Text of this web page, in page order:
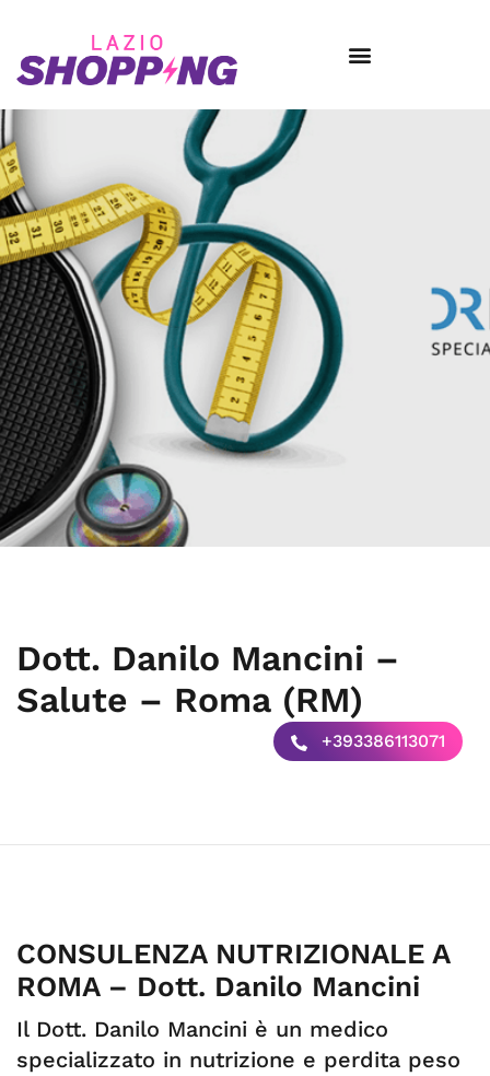
Dott. Danilo Mancini –
Salute – Roma (RM)
+393386113071
CONSULENZA NUTRIZIONALE A
ROMA – Dott. Danilo Mancini
Il Dott. Danilo Mancini è un medico
specializzato in nutrizione e perdita peso